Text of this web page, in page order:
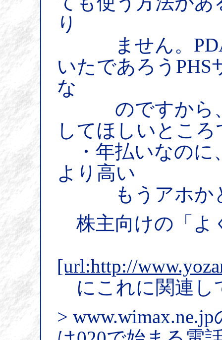
り
ません。PDA
いたであろうPHS
な
のですから、
してほしいところ
・年払いなのに
より高い
もうアホか
株主向けの「よ
[url:http://
にこれに関連し
>